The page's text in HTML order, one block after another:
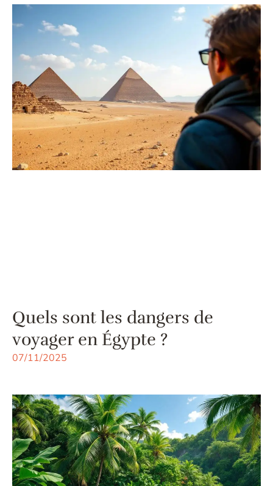
Quels sont les dangers de
voyager en Égypte ?
07/11/2025